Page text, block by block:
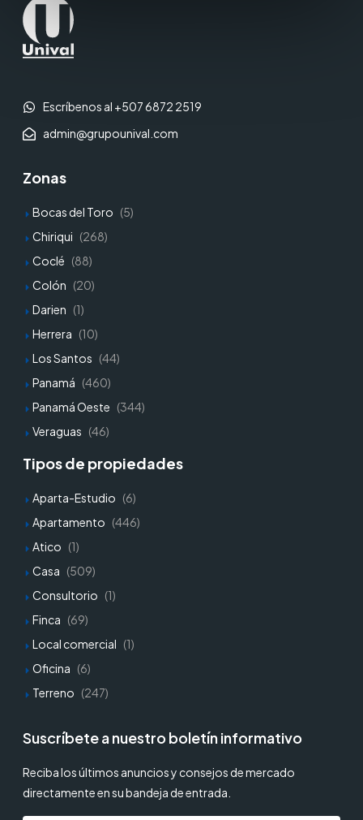
Escríbenos al +507 6872 2519
admin@grupounival.com
Zonas
Bocas del Toro (5)
Chiriqui (268)
Coclé (88)
Colón (20)
Darien (1)
Herrera (10)
Los Santos (44)
Panamá (460)
Panamá Oeste (344)
Veraguas (46)
Tipos de propiedades
Aparta-Estudio (6)
Apartamento (446)
Atico (1)
Casa (509)
Consultorio (1)
Finca (69)
Local comercial (1)
Oficina (6)
Terreno (247)
Suscríbete a nuestro boletín informativo
Reciba los últimos anuncios y consejos de mercado
directamente en su bandeja de entrada.